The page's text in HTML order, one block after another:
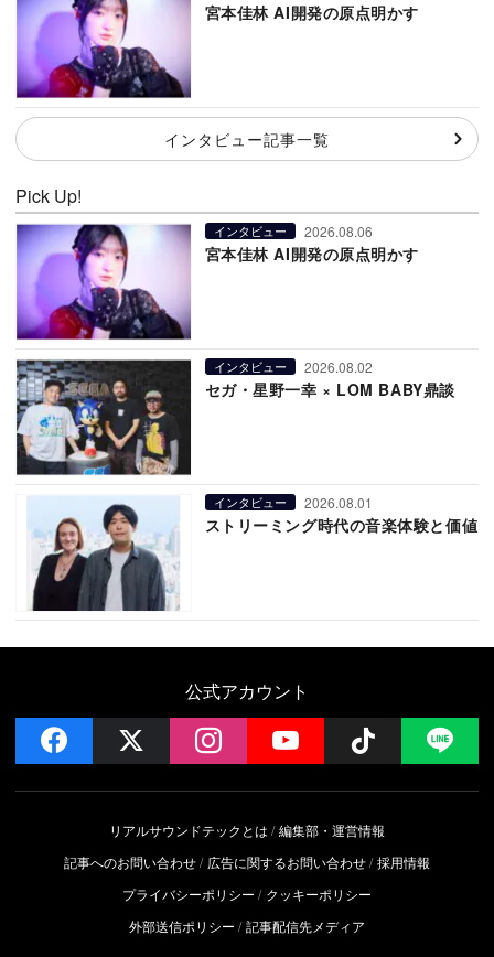
宮本佳林 AI開発の原点明かす
インタビュー記事一覧
Pick Up!
インタビュー 2026.08.06
宮本佳林 AI開発の原点明かす
インタビュー 2026.08.02
セガ・星野一幸 × LOM BABY鼎談
インタビュー 2026.08.01
ストリーミング時代の音楽体験と価値
公式アカウント
facebook instagramYouTube Follow
リアルサウンドテックとは
編集部・運営情報
記事へのお問い合わせ
広告に関するお問い合わせ 採用情報
プライバシーポリシー
クッキーポリシー
外部送信ポリシー
記事配信先メディア